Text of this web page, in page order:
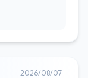
2026/08/07